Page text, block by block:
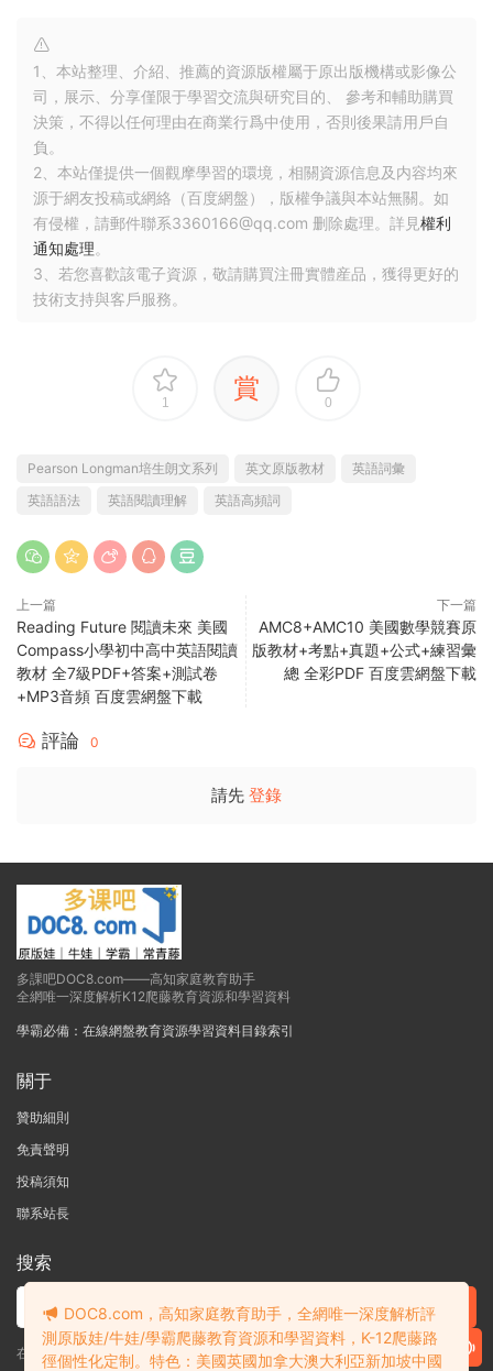
1、本站整理、介紹、推薦的資源版權屬于原出版機構或影像公
司，展示、分享僅限于學習交流與研究目的、 參考和輔助購買
決策，不得以任何理由在商業行爲中使用，否則後果請用戶自
負。
2、本站僅提供一個觀摩學習的環境，相關資源信息及内容均來
源于網友投稿或網絡（百度網盤），版權争議與本站無關。如
有侵權，請郵件聯系3360166@qq.com 删除處理。詳見權利
通知處理。
3、若您喜歡該電子資源，敬請購買注冊實體産品，獲得更好的
技術支持與客戶服務。
1 賞 0
Pearson Longman培生朗文系列 英文原版教材
英語詞彙
英語語法
英語閱讀理解 英語高頻詞
上一篇
Reading Future 閱讀未來 美國
Compass小學初中高中英語閱讀
教材 全7級PDF+答案+測試卷
+MP3音頻 百度雲網盤下載
下一篇
AMC8+AMC10 美國數學競賽原
版教材+考點+真題+公式+練習彙
總 全彩PDF 百度雲網盤下載
評論 0
請先 登錄
多課吧DOC8.com——高知家庭教育助手
全網唯一深度解析K12爬藤教育資源和學習資料
學霸必備：在線網盤教育資源學習資料目錄索引
關于
贊助細則
免責聲明
投稿須知
聯系站長
搜索
在線搜索GK-G12海量英文原版教材/章節書/國際考試/學科競賽資料！
DOC8.com，高知家庭教育助手，全網唯一深度解析評
測原版娃/牛娃/學霸爬藤教育資源和學習資料，K-12爬藤路
徑個性化定制。特色：美國英國加拿大澳大利亞新加坡中國